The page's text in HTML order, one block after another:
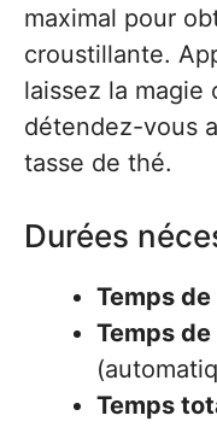
maximal pour
croustillante.
laissez la magie
détendez-vous
tasse de thé.
Durées
Temps
Temps
Temps